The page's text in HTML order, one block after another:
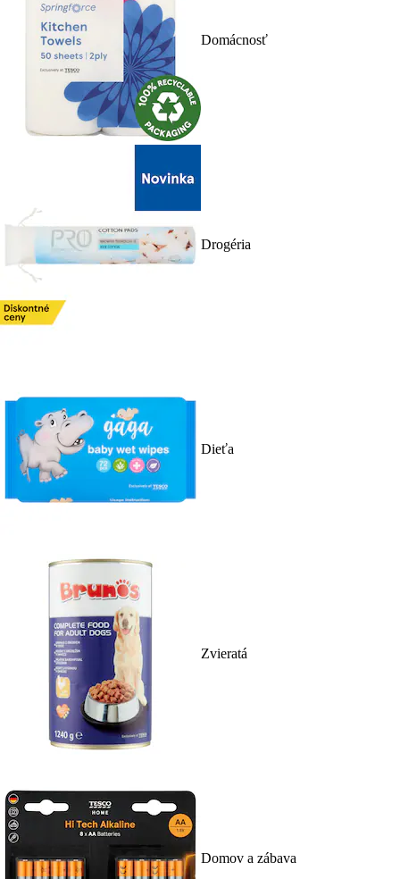
Domácnosť
Drogéria
Dieťa
Zvieratá
Domov a zábava